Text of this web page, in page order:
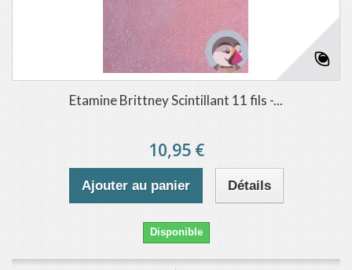
Etamine Brittney Scintillant 11 fils -...
10,95 €
Ajouter au panier Détails
Disponible